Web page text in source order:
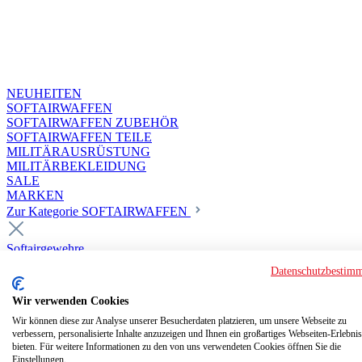
NEUHEITEN
SOFTAIRWAFFEN
SOFTAIRWAFFEN ZUBEHÖR
SOFTAIRWAFFEN TEILE
MILITÄRAUSRÜSTUNG
MILITÄRBEKLEIDUNG
SALE
MARKEN
Zur Kategorie SOFTAIRWAFFEN
Softairgewehre
Deluxe Custom Guns ab 18
Softair elektrisch ab 18
Softair elektrisch ab 14
Softair gasbetrieben ab 18
Softair HPA Luftdruck ab 18
Historische Softairwaffen
Wir verwenden Cookies
Wir können diese zur Analyse unserer Besucherdaten platzieren, um unsere Webseite zu
verbessern, personalisierte Inhalte anzuzeigen und Ihnen ein großartiges Webseiten-
bieten. Für weitere Informationen zu den von uns verwendeten Cookies öffnen Sie die
Einstellungen.